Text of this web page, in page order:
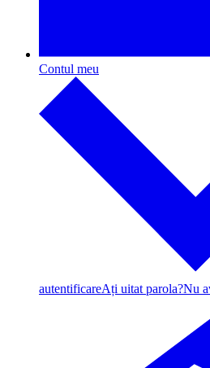
Contul meu
autentificareAți uitat parola?Nu